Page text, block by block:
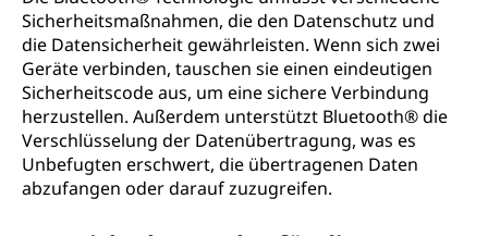
Sicherheitsmaßnahmen, die den Datenschutz und
die Datensicherheit gewährleisten. Wenn sich zwei
Geräte verbinden, tauschen sie einen eindeutigen
Sicherheitscode aus, um eine sichere Verbindung
herzustellen. Außerdem unterstützt Bluetooth® die
Verschlüsselung der Datenübertragung, was es
Unbefugten erschwert, die übertragenen Daten
abzufangen oder darauf zuzugreifen.